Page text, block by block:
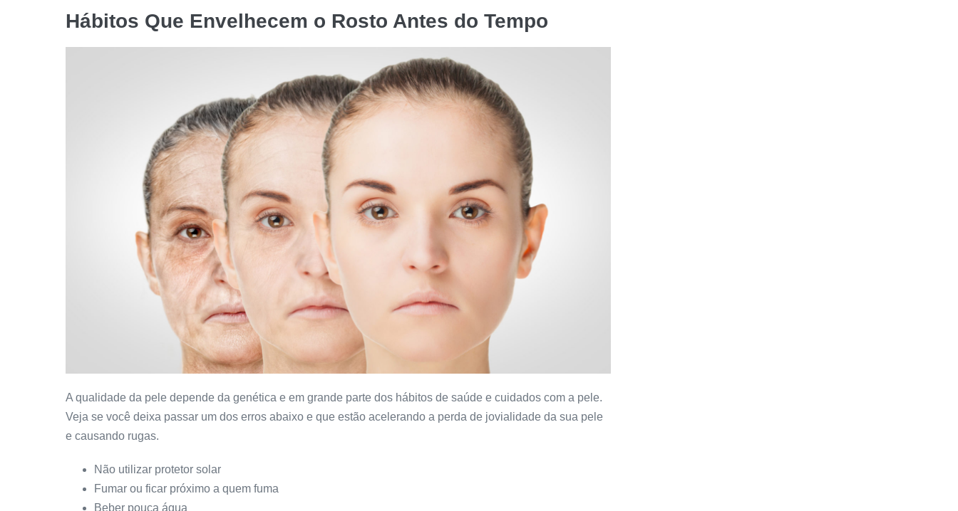
Hábitos Que Envelhecem o Rosto Antes do Tempo
A qualidade da pele depende da genética e em grande parte dos hábitos de saúde e cuidados com a pele.
Veja se você deixa passar um dos erros abaixo e que estão acelerando a perda de jovialidade da sua pele
e causando rugas.
Não utilizar protetor solar
Fumar ou ficar próximo a quem fuma
Beber pouca água